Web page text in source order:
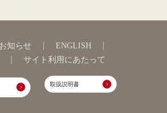
知らせ
ENGLISH
サイト利用にあたって
取扱説明書